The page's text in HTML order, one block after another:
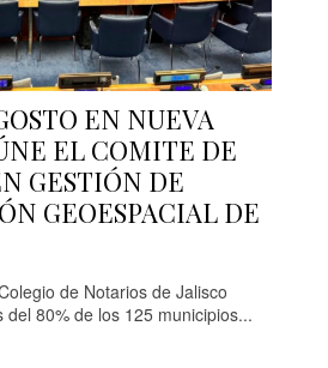
EN NUEVA
EL COMITE DE
GESTIÓN DE
GEOESPACIAL DE
de Notarios de Jalisco
80% de los 125 municipios...